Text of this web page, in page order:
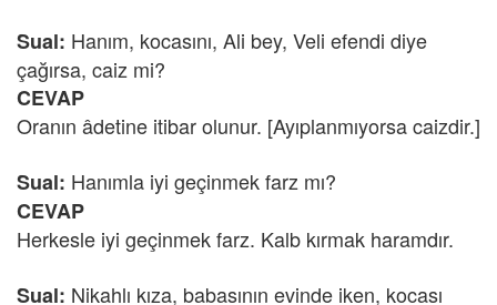
Sual: Hanım, kocasını, Ali bey, Veli efendi diye
çağırsa, caiz mi?
CEVAP
Oranın âdetine itibar olunur. [Ayıplanmıyorsa caizdir.]
Sual: Hanımla iyi geçinmek farz mı?
CEVAP
Herkesle iyi geçinmek farz. Kalb kırmak haramdır.
Sual: Nikahlı kıza, babasının evinde iken, kocası